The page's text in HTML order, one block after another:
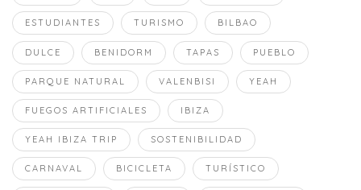
ESTUDIANTES TURISMO BILBAO
DULCE BENIDORM TAPAS PUEBLO
PARQUE NATURAL VALENBISI YEAH
FUEGOS ARTIFICIALES IBIZA
YEAH IBIZA TRIP SOSTENIBILIDAD
CARNAVAL BICICLETA TURÍSTICO